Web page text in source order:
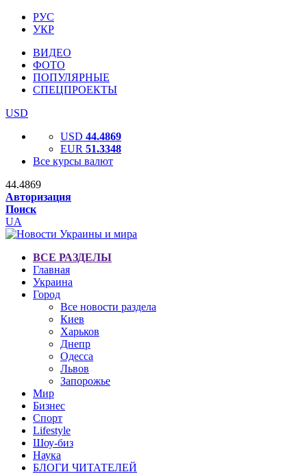
РУС
УКР
ВИДЕО
ФОТО
ПОПУЛЯРНЫЕ
СПЕЦПРОЕКТЫ
USD
USD 44.4869
EUR 51.3348
Все курсы валют
44.4869
Авторизация
Поиск
UA
ВСЕ РАЗДЕЛЫ
Главная
Украина
Город
Все новости раздела
Киев
Харьков
Днепр
Одесса
Львов
Запорожье
Мир
Бизнес
Спорт
Lifestyle
Шоу-биз
Наука
БЛОГИ ЧИТАТЕЛЕЙ